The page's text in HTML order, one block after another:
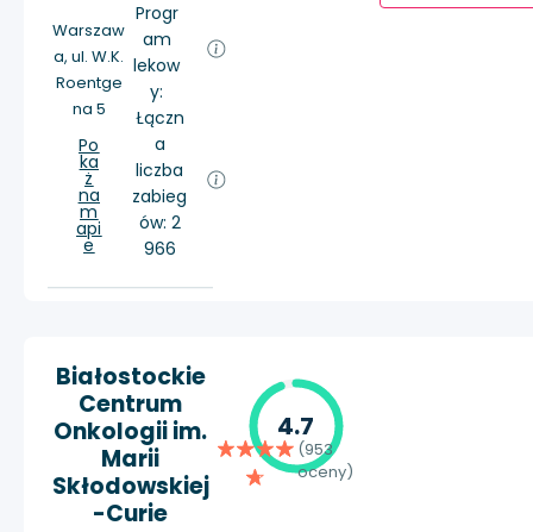
Warszaw
a, ul. W.K.
Roentge
na 5
Po
ka
ż
na
m
api
e
Progr
am
lekow
y:
Łączn
a
liczba
zabieg
ów: 2
966
Białostockie
Centrum
Onkologii im.
Marii
Skłodowskiej
-Curie
4.7
(953
oceny)